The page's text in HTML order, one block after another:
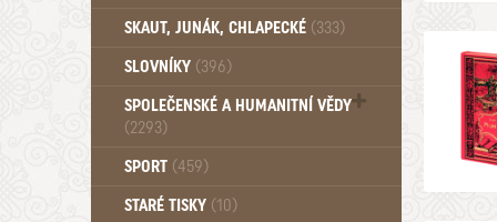
SKAUT, JUNÁK, CHLAPECKÉ (333)
SLOVNÍKY (396)
SPOLEČENSKÉ A HUMANITNÍ VĚDY
(2293)
Pedagogika (191)
Psychologie a osobní rozvoj (761)
SPORT (459)
STARÉ TISKY (10)